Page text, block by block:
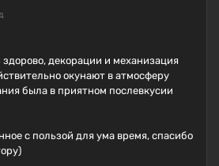
декорации и механизация
окунают в атмосферу
была в приятном послевкусии
с пользой для ума время, спасибо